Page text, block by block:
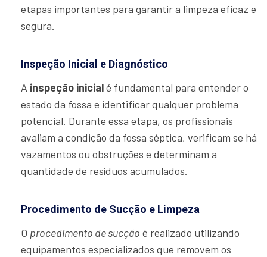
etapas importantes para garantir a limpeza eficaz e
segura.
Inspeção Inicial e Diagnóstico
A inspeção inicialé fundamental para entender o
estado da fossa e identificar qualquer problema
potencial. Durante essa etapa, os profissionais
avaliam a condição da fossa séptica, verificam se há
vazamentos ou obstruções e determinam a
quantidade de resíduos acumulados.
Procedimento de Sucção e Limpeza
O procedimento de sucção é realizado utilizando
equipamentos especializados que removem os